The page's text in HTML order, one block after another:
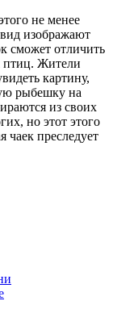
не менее
изображают
сможет отличить
птиц. Жители
картину,
рыбешку на
из своих
но этот этого
чаек преследует